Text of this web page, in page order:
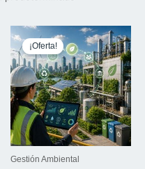
¡Oferta!
Gestión Ambiental